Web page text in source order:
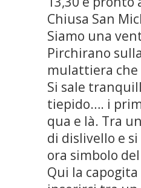
Chiusa San
Siamo una
Pirchirano
mulattiera che
Si sale
tiepido…. i
qua e là. Tra
di dislivello e
ora simbolo
Qui la